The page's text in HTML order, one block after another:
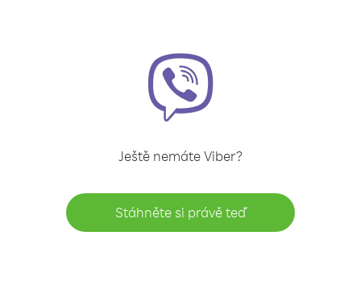
Ještě nemáte Viber?
Stáhněte si právě teď